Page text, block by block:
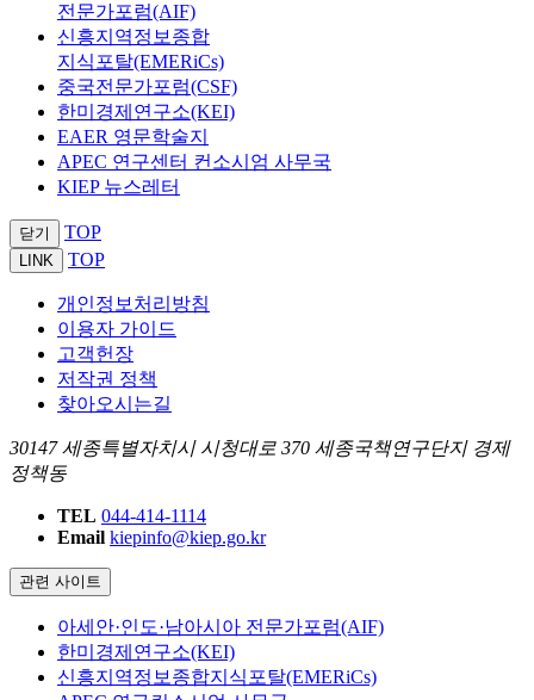
전문가포럼(AIF)
신흥지역정보종합
지식포탈(EMERiCs)
중국전문가포럼(CSF)
한미경제연구소(KEI)
EAER 영문학술지
APEC 연구센터 컨소시엄 사무국
KIEP 뉴스레터
닫기 TOP
LINK TOP
개인정보처리방침
이용자 가이드
고객헌장
저작권 정책
찾아오시는길
30147 세종특별자치시 시청대로 370 세종국책연구단지 경제
정책동
TEL 044-414-1114
Email kiepinfo@kiep.go.kr
관련 사이트
아세안·인도·남아시아 전문가포럼(AIF)
한미경제연구소(KEI)
신흥지역정보종합지식포탈(EMERiCs)